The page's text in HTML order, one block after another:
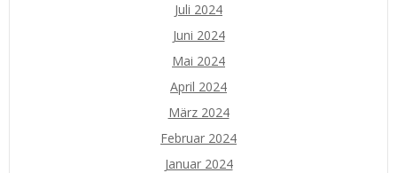
Juli 2024
Juni 2024
Mai 2024
April 2024
März 2024
Februar 2024
Januar 2024